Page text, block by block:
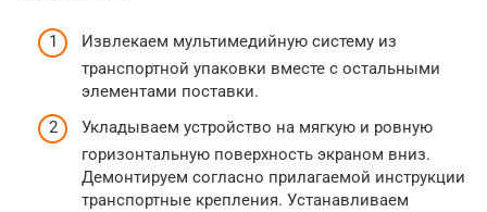
Извлекаем мультимедийную систему из
транспортной упаковки вместе с остальными
элементами поставки.
Укладываем устройство на мягкую и ровную
горизонтальную поверхность экраном вниз.
Демонтируем согласно прилагаемой инструкции
транспортные крепления. Устанавливаем